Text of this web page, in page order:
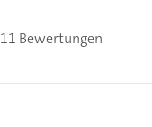
11 Bewertungen